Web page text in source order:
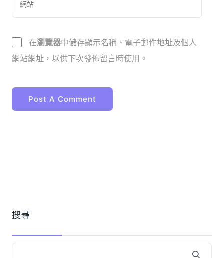
在瀏覽器中儲存顯示名稱、電子郵件地址及個人
網站網址，以供下次發佈留言時使用。
搜尋